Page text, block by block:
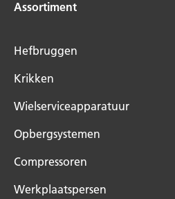
Assortiment
Hefbruggen
Krikken
Wielserviceapparatuur
Opbergsystemen
Compressoren
Werkplaatspersen